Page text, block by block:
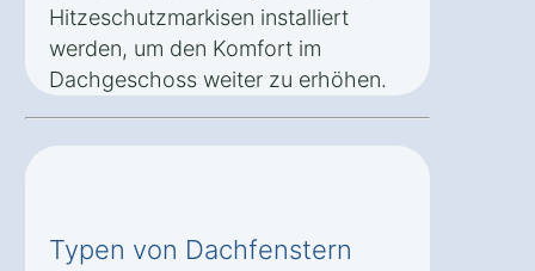
Hitzeschutzmarkisen installiert
werden, um den Komfort im
Dachgeschoss weiter zu erhöhen.
Typen von Dachfenstern